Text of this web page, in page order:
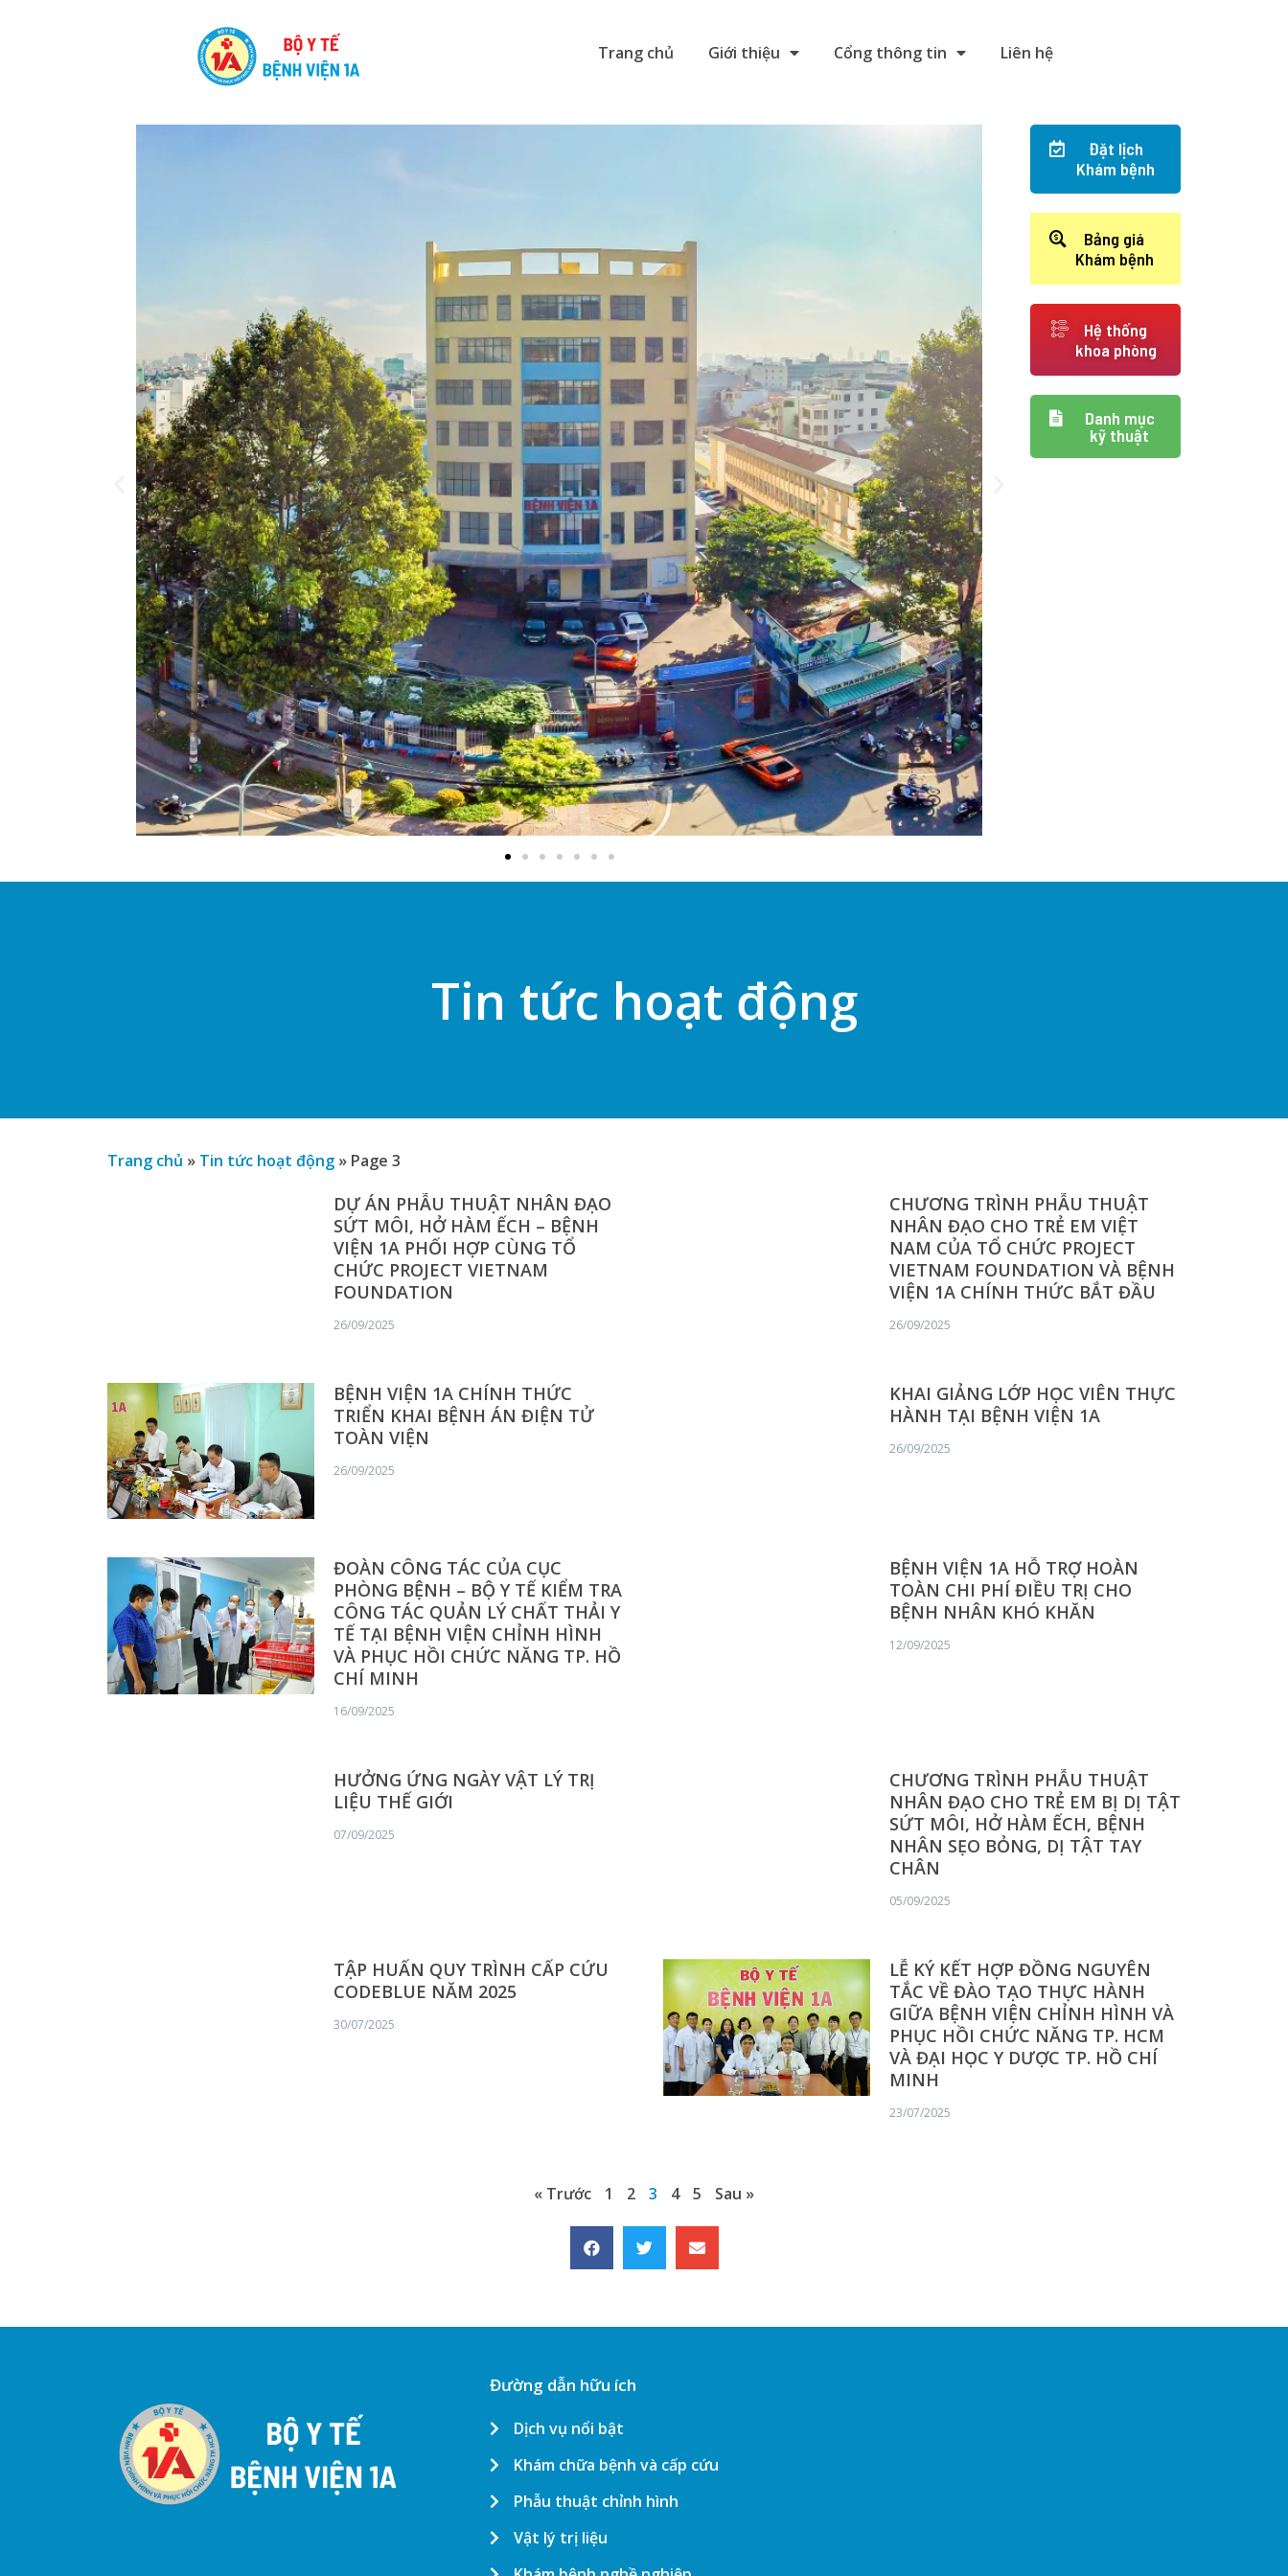
Trang chủ Giới thiệu Cổng thông tin Liên hệ
Đặt lịch
Khám bệnh
Bảng giá
Khám bệnh
Hệ thống
khoa phòng
Danh mục
kỹ thuật
Tin tức hoạt động
Trang chủ » Tin tức hoạt động » Page 3
DỰ ÁN PHẪU THUẬT NHÂN ĐẠO
SỨT MÔI, HỞ HÀM ẾCH – BỆNH
VIỆN 1A PHỐI HỢP CÙNG TỔ
CHỨC PROJECT VIETNAM
FOUNDATION
26/09/2025
CHƯƠNG TRÌNH PHẪU THUẬT
NHÂN ĐẠO CHO TRẺ EM VIỆT
NAM CỦA TỔ CHỨC PROJECT
VIETNAM FOUNDATION VÀ BỆNH
VIỆN 1A CHÍNH THỨC BẮT ĐẦU
26/09/2025
BỆNH VIỆN 1A CHÍNH THỨC
TRIỂN KHAI BỆNH ÁN ĐIỆN TỬ
TOÀN VIỆN
26/09/2025
KHAI GIẢNG LỚP HỌC VIÊN THỰC
HÀNH TẠI BỆNH VIỆN 1A
26/09/2025
ĐOÀN CÔNG TÁC CỦA CỤC
PHÒNG BỆNH – BỘ Y TẾ KIỂM TRA
CÔNG TÁC QUẢN LÝ CHẤT THẢI Y
TẾ TẠI BỆNH VIỆN CHỈNH HÌNH
VÀ PHỤC HỒI CHỨC NĂNG TP. HỒ
CHÍ MINH
16/09/2025
BỆNH VIỆN 1A HỖ TRỢ HOÀN
TOÀN CHI PHÍ ĐIỀU TRỊ CHO
BỆNH NHÂN KHÓ KHĂN
12/09/2025
HƯỞNG ỨNG NGÀY VẬT LÝ TRỊ
LIỆU THẾ GIỚI
07/09/2025
CHƯƠNG TRÌNH PHẪU THUẬT
NHÂN ĐẠO CHO TRẺ EM BỊ DỊ TẬT
SỨT MÔI, HỞ HÀM ẾCH, BỆNH
NHÂN SẸO BỎNG, DỊ TẬT TAY
CHÂN
05/09/2025
TẬP HUẤN QUY TRÌNH CẤP CỨU
CODEBLUE NĂM 2025
30/07/2025
LỄ KÝ KẾT HỢP ĐỒNG NGUYÊN
TẮC VỀ ĐÀO TẠO THỰC HÀNH
GIỮA BỆNH VIỆN CHỈNH HÌNH VÀ
PHỤC HỒI CHỨC NĂNG TP. HCM
VÀ ĐẠI HỌC Y DƯỢC TP. HỒ CHÍ
MINH
23/07/2025
« Trước 1 2 3 4 5 Sau »
Đường dẫn hữu ích
Dịch vụ nổi bật
Khám chữa bệnh và cấp cứu
Phẫu thuật chỉnh hình
Vật lý trị liệu